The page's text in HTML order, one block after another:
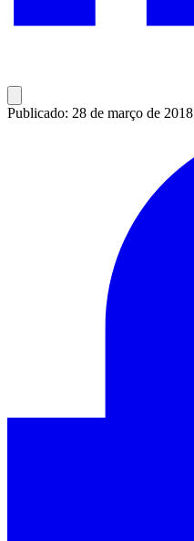
Publicado: 28 de março de 2018